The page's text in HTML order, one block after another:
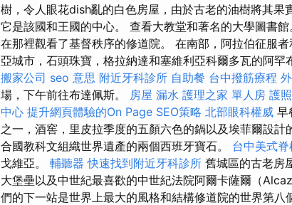
樹，令人眼花dish亂的白色房屋，由於古老的油樹將其果
它是該國和王國的中心。 查看大教堂和著名的大學圖書
在那裡觀看了基督秩序的修道院。 在南部，阿拉伯征服
亞城市，石頭珠寶，格拉納達和塞維利亞科爾多瓦的阿罕
搬家公司 seo 意思 附近牙科診所 自助餐 台中撥筋療程
場，下午前往布達佩斯。 房屋 漏水 護理之家 單人房 護
中心 提升網頁體驗的On Page SEO策略 北部眼科權威 早
之一，酒窖，里皮拉季度的五顏六色的鍋以及埃菲爾設
合國教科文組織世界遺產的兩個西班牙寶石。 台中美式脊
戈維亞。 輔聽器 快速找到附近牙科診所 舊城區的古老房
大堡壘以及中世紀最喜歡的中世紀法院阿爾卡薩爾（
們的下一站是世界上最大的風格和結構修道院的世界第八